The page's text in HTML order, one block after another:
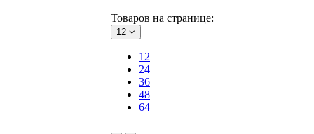
Товаров на странице:
12
12
24
36
48
64